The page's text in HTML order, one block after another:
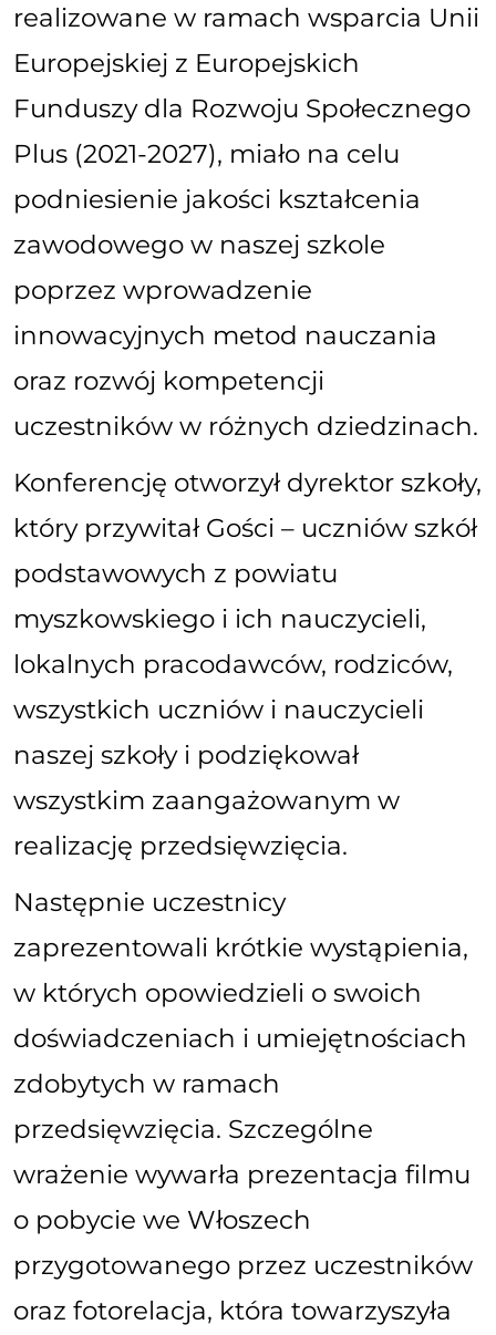
realizowane w ramach wsparcia Unii
Europejskiej z Europejskich
Funduszy dla Rozwoju Społecznego
Plus (2021-2027), miało na celu
podniesienie jakości kształcenia
zawodowego w naszej szkole
poprzez wprowadzenie
innowacyjnych metod nauczania
oraz rozwój kompetencji
uczestników w różnych dziedzinach.
Konferencję otworzył dyrektor szkoły,
który przywitał Gości – uczniów szkół
podstawowych z powiatu
myszkowskiego i ich nauczycieli,
lokalnych pracodawców, rodziców,
wszystkich uczniów i nauczycieli
naszej szkoły i podziękował
wszystkim zaangażowanym w
realizację przedsięwzięcia.
Następnie uczestnicy
zaprezentowali krótkie wystąpienia,
w których opowiedzieli o swoich
doświadczeniach i umiejętnościach
zdobytych w ramach
przedsięwzięcia. Szczególne
wrażenie wywarła prezentacja filmu
o pobycie we Włoszech
przygotowanego przez uczestników
oraz fotorelacja, która towarzyszyła